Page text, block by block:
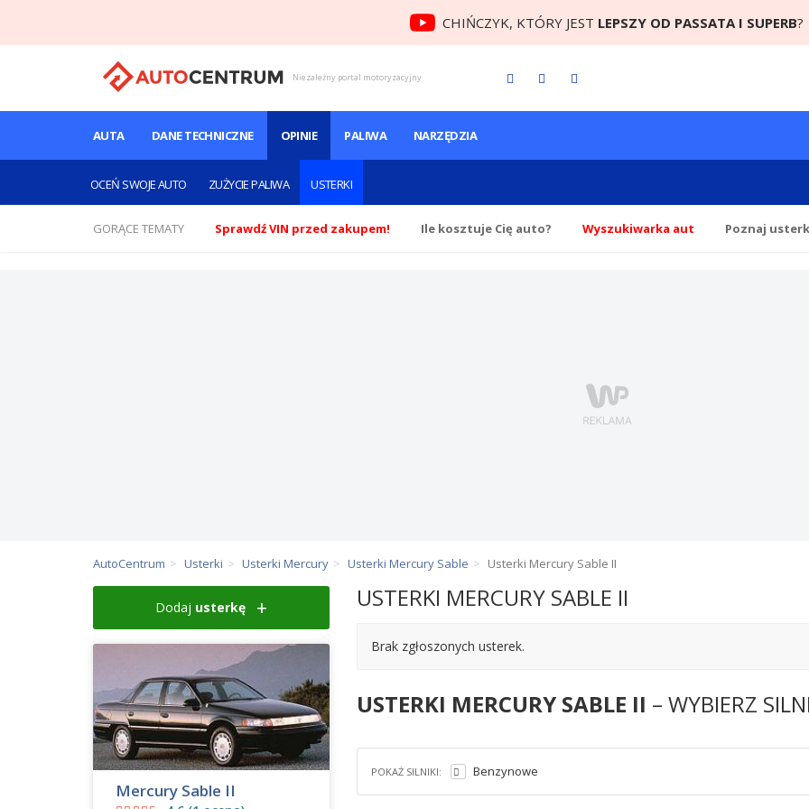
CHIŃCZYK, KTÓRY JEST LEPSZY OD PASSATA I SUPERB?
Niezależny portal motoryzacyjny
AUTA DANE TECHNICZNE OPINIE
OCEŃ SWOJE AUTO ZUŻYCIE PALIWA USTERKI
PALIWA NARZĘDZIA
GORĄCE TEMATY Sprawdź VIN przed zakupem! Ile kosztuje Cię auto? Wyszukiwarka aut Poznaj
AutoCentrum Usterki Usterki Mercury Usterki Mercury Sable Usterki Mercury Sable II
USTERKI MERCURY SABLE II
Brak zgłoszonych usterek.
USTERKI MERCURY SABLE II – WYBIERZ
POKAŻ SILNIKI: Benzynowe
Dodaj usterkę
Mercury Sable II